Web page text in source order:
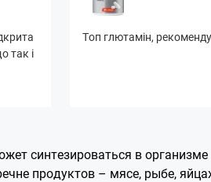
так і
Топ глютамін,
синтезироваться в организме
продуктов – мясе, рыбе,